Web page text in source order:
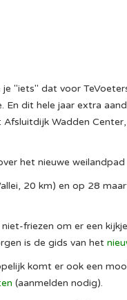
"iets" dat voor
dit hele jaar extra
Wadden
het nieuwe
20 km) en op 28
friezen om er een
is de gids van het
komt er ook een
(aanmelden nodig).